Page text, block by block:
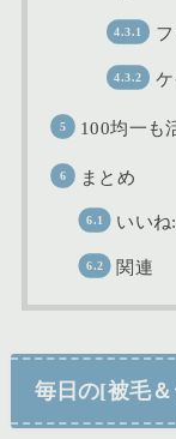
100均一も
まとめ
いいね:
関連
毎日の[被毛